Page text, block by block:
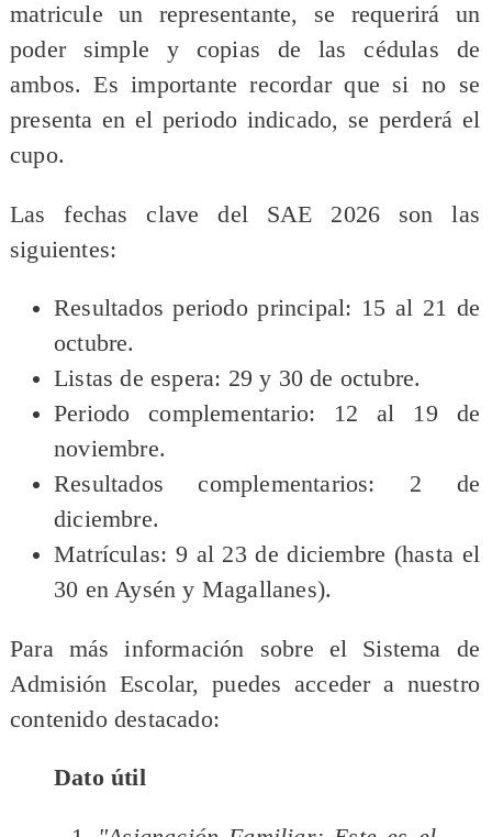
matricule un representante, se requerirá un
poder simple y copias de las cédulas de
ambos. Es importante recordar que si no se
presenta en el periodo indicado, se perderá el
cupo.
Las fechas clave del SAE 2026 son las
siguientes:
Resultados periodo principal: 15 al 21 de
octubre.
Listas de espera: 29 y 30 de octubre.
Periodo complementario: 12 al 19 de
noviembre.
Resultados complementarios: 2 de
diciembre.
Matrículas: 9 al 23 de diciembre (hasta el
30 en Aysén y Magallanes).
Para más información sobre el Sistema de
Admisión Escolar, puedes acceder a nuestro
contenido destacado:
Dato útil